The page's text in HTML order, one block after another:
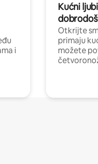
i
Kućni
Otkrijte
primaju
možete